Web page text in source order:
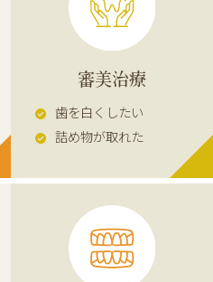
審美治療
歯を白くしたい
詰め物が取れた